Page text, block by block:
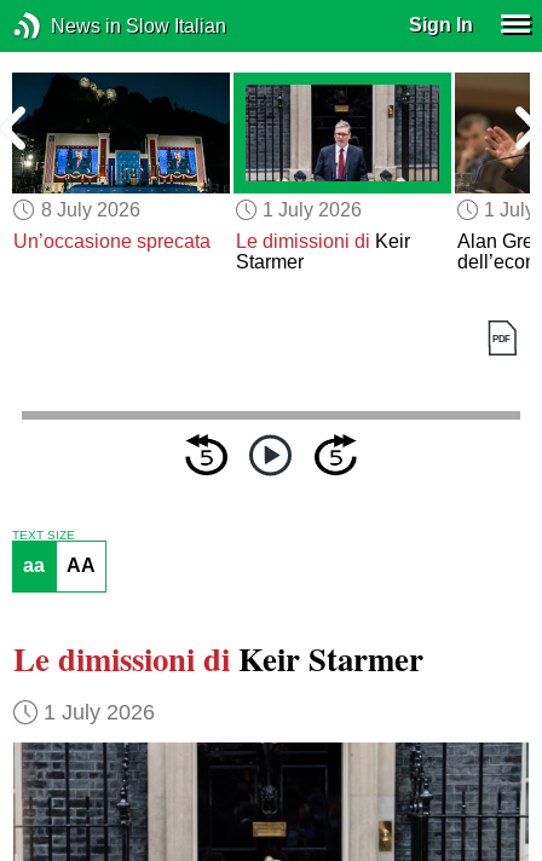
News in Slow Italian Sign In
8 July 2026
Un’occasione sprecata
1 July 2026
Le dimissioni di Keir
Starmer
1 July
Alan
TEXT SIZE
aa AA
Le dimissioni diKeir Starmer
1 July 2026